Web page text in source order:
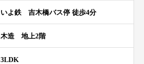
いよ鉄 吉木橋バス停 徒歩4分
木造 地上2階
3LDK